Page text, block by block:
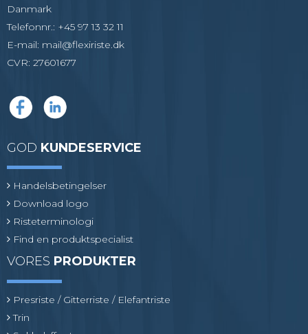
Danmark
Telefonnr.: +45 97 13 32 11
E-mail: mail@flexiriste.dk
CVR: 27601677
GOD KUNDESERVICE
Handelsbetingelser
Download logo
Risteterminologi
Find en produktspecialist
VORES PRODUKTER
Presriste / Gitterriste / Elefantriste
Trin